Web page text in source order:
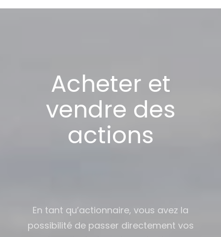
Acheter et
vendre des
actions
En tant qu’actionnaire, vous avez la
possibilité de passer directement vos